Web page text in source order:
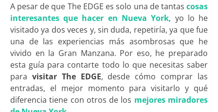
A pesar de que The EDGE es solo una de tantascosas
interesantes que hacer en Nueva York, yo lo he
visitado ya dos veces y, sin duda, repetiría, ya que fue
una de las experiencias más asombrosas que he
vivido en la Gran Manzana. Por eso, he preparado
esta guía para contarte todo lo que necesitas saber
para visitar The EDGE, desde cómo comprar las
entradas, el mejor momento para visitarlo y qué
diferencia tiene con otros de los mejores miradores